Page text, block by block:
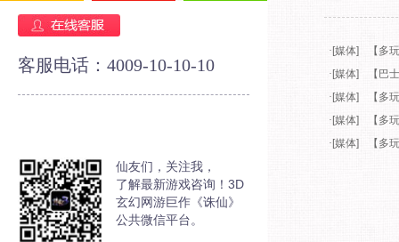
客服电话：4009-10-10-10
仙友们，关注我，
了解最新游戏咨询！3D
玄幻网游巨作《诛仙》
公共微信平台。
· [媒体]
【多
· [媒体]
【巴
· [媒体]
【多
· [媒体]
【多
· [媒体] 【多